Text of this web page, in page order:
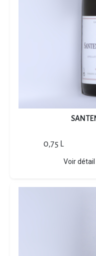
0,75 L
Voir détail